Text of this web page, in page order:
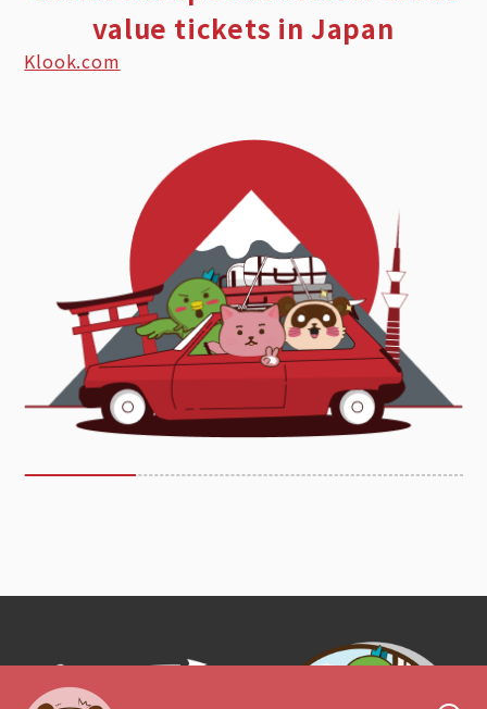
value tickets in Japan
Klook.com